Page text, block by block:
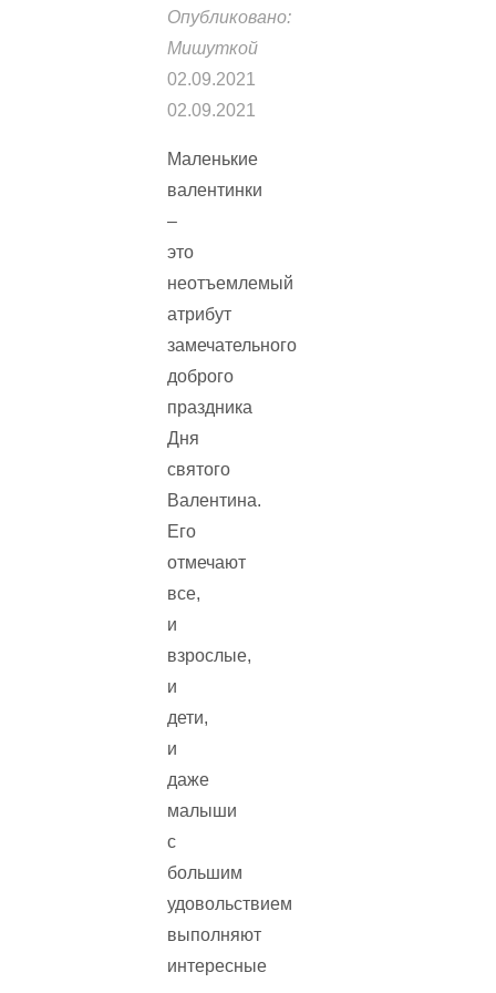
Опубликовано:
Мишуткой
02.09.2021
02.09.2021
Маленькие
валентинки
–
это
неотъемлемый
атрибут
замечательного
доброго
праздника
Дня
святого
Валентина.
Его
отмечают
все,
и
взрослые,
и
дети,
и
даже
малыши
с
большим
удовольствием
выполняют
интересные